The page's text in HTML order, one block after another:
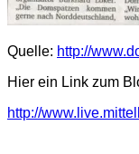
Quelle: http://
Hier ein Link zum
http://